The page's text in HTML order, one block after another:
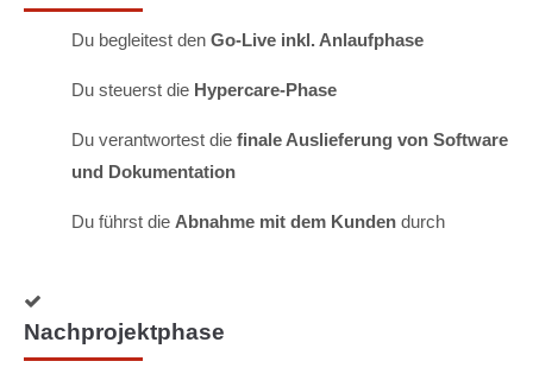
Du begleitest den Go-Live inkl. Anlaufphase
Du steuerst die Hypercare-Phase
Du verantwortest die finale Auslieferung von Software
und Dokumentation
Du führst die Abnahme mit dem Kunden durch
Nachprojektphase